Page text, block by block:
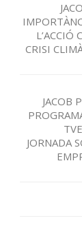
L’ACCIÓ
CRISI
JACOB
JORNADA